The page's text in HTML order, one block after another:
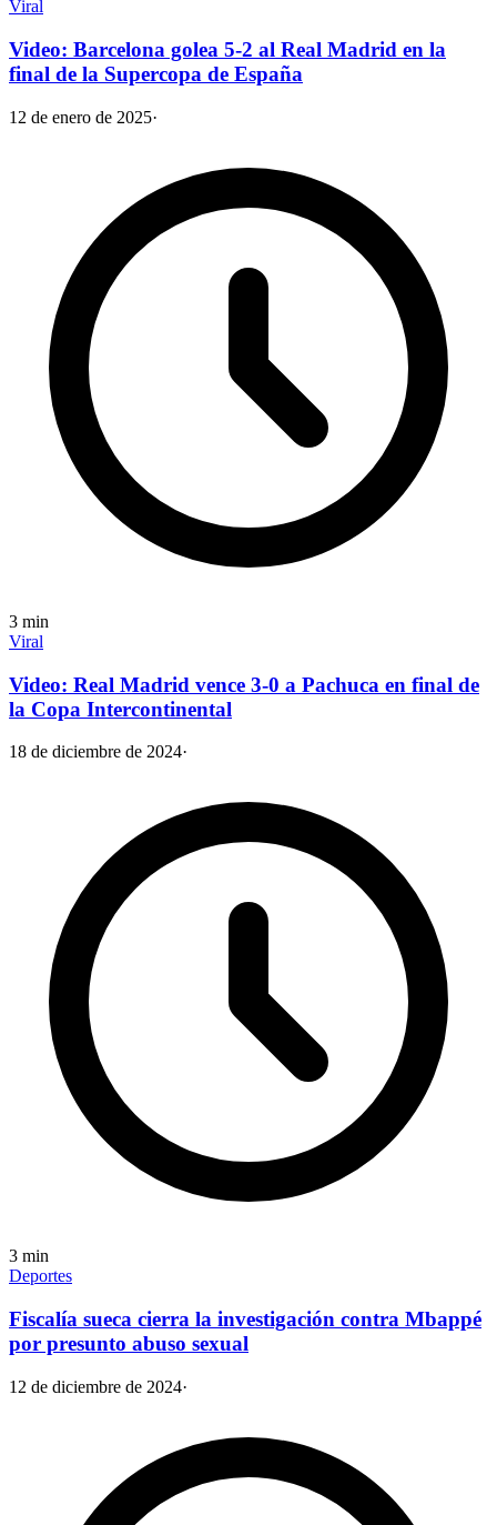
Viral
Video: Barcelona golea 5-2 al Real Madrid en la
final de la Supercopa de España
12 de enero de 2025·
3 min
Viral
Video: Real Madrid vence 3-0 a Pachuca en final de
la Copa Intercontinental
18 de diciembre de 2024·
3 min
Deportes
Fiscalía sueca cierra la investigación contra Mbappé
por presunto abuso sexual
12 de diciembre de 2024·